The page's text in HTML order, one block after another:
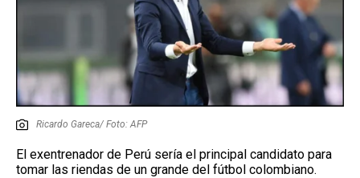
Ricardo Gareca/ Foto: AFP
El exentrenador de Perú sería el principal candidato para
tomar las riendas de un grande del fútbol colombiano.